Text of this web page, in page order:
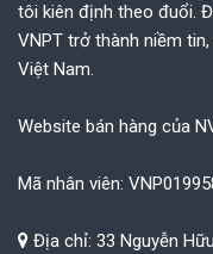
tôi kiên định theo đuổi.
VNPT trở thành niềm
Việt Nam.
Website bán hàng của
Mã nhân viên:
Địa chỉ: 33 Nguyễn